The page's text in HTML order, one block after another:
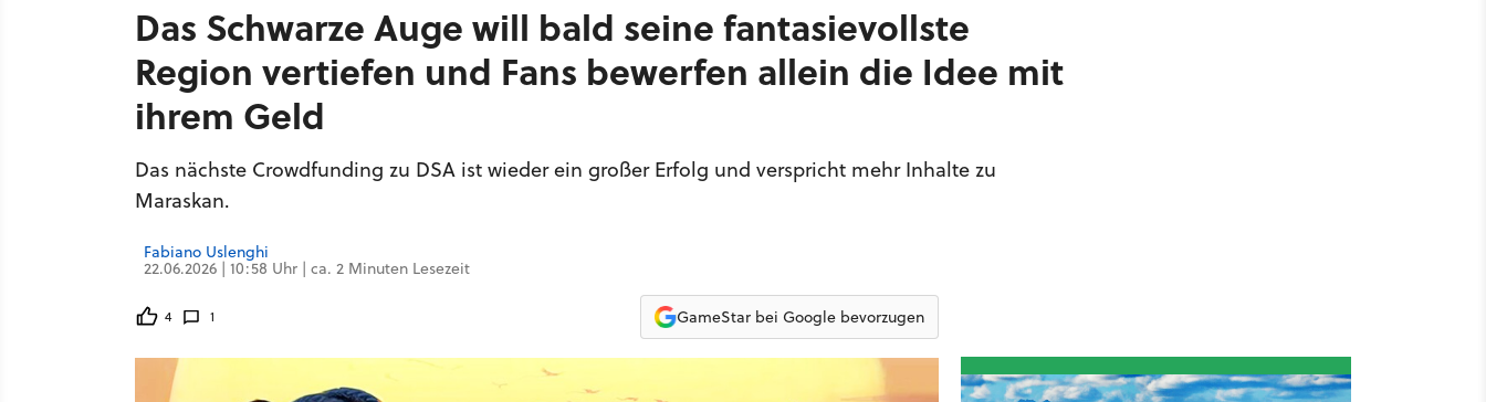
Das Schwarze Auge will bald seine fantasievollste
Region vertiefen und Fans bewerfen allein die Idee mit
ihrem Geld
Das nächste Crowdfunding zu DSA ist wieder ein großer Erfolg und verspricht mehr Inhalte zu
Maraskan.
Fabiano Uslenghi
22.06.2026 | 10:58 Uhr | ca. 2 Minuten Lesezeit
4 1 GameStar bei Google bevorzugen